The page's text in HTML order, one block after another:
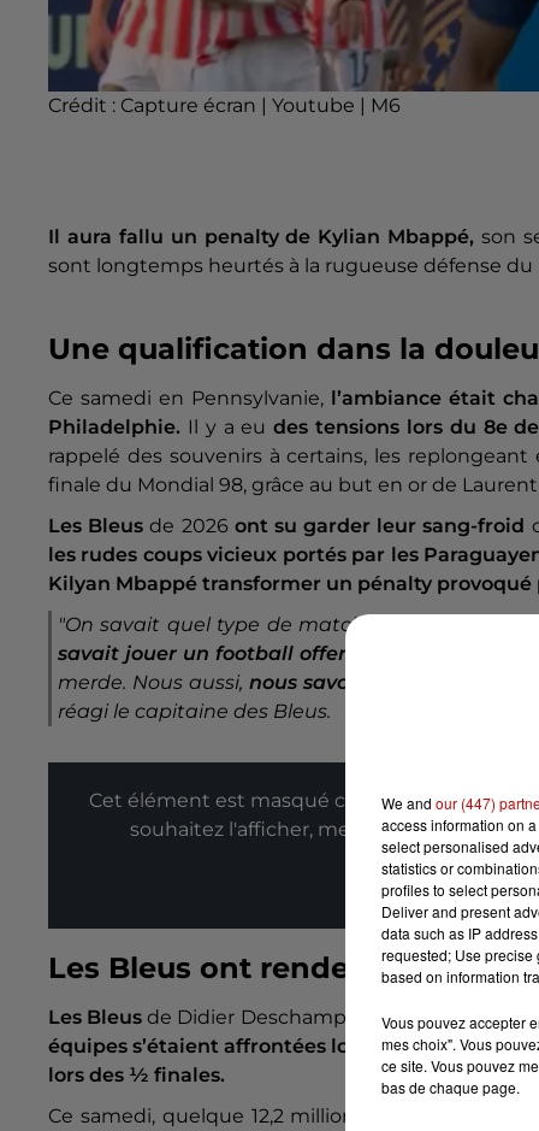
Crédit : Capture écran | Youtube | M6
Il aura fallu un penalty de Kylian Mbappé, son
sont longtemps heurtés à la rugueuse défense du
Une qualification dans la
Ce samedi en Pennsylvanie, l’ambiance était
Philadelphie. Il y a eudes tensions lors du 8e
rappelé des souvenirs à certains, les
finale du Mondial 98, grâce au but en or de Laurent
Les Bleusde 2026 ont su garder leur sang-froid
les rudes coups vicieux portés par les
Kilyan Mbappé transformer un pénalty provoqué
"On savait quel type de match on allait avoir.
savait jouer un football offensif.
S’il faut
merde. Nous aussi, nous savons faire un sale
réagi le capitaine des Bleus.
Cet élément est masqué compte-tenu du
souhaitez l'afficher, merci de nous
Les Bleus ont rendez-vous avec
Les Bleus de Didier Deschamps retrouveront le
équipes s’étaient affrontées lors de la Coupe du
lors des ½ finales.
Ce samedi, quelque 12,2 millions de
We and our (447)
access information on
select personalised
statistics or
profiles to select
Deliver and present
data such as IP
requested; Use precise
based on information
Vous pouvez accepter
mes choix". Vous
ce site. Vous pouvez
bas de chaque page.